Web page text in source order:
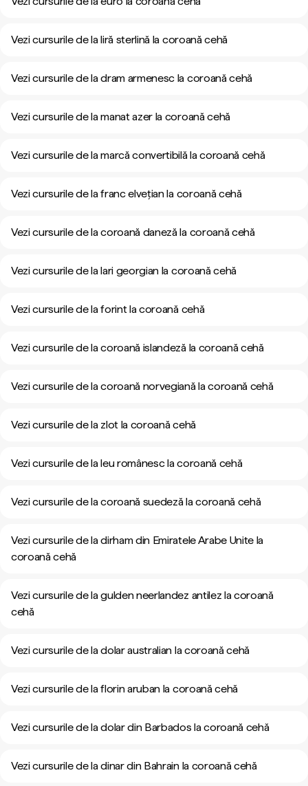
Vezi cursurile de la liră sterlină la coroană cehă
Vezi cursurile de la dram armenesc la coroană cehă
Vezi cursurile de la manat azer la coroană cehă
Vezi cursurile de la marcă convertibilă la coroană cehă
Vezi cursurile de la franc elvețian la coroană cehă
Vezi cursurile de la coroană daneză la coroană cehă
Vezi cursurile de la lari georgian la coroană cehă
Vezi cursurile de la forint la coroană cehă
Vezi cursurile de la coroană islandeză la coroană cehă
Vezi cursurile de la coroană norvegiană la coroană cehă
Vezi cursurile de la zlot la coroană cehă
Vezi cursurile de la leu românesc la coroană cehă
Vezi cursurile de la coroană suedeză la coroană cehă
Vezi cursurile de la dirham din Emiratele Arabe Unite la
coroană cehă
Vezi cursurile de la gulden neerlandez antilez la coroană
cehă
Vezi cursurile de la dolar australian la coroană cehă
Vezi cursurile de la florin aruban la coroană cehă
Vezi cursurile de la dolar din Barbados la coroană cehă
Vezi cursurile de la dinar din Bahrain la coroană cehă